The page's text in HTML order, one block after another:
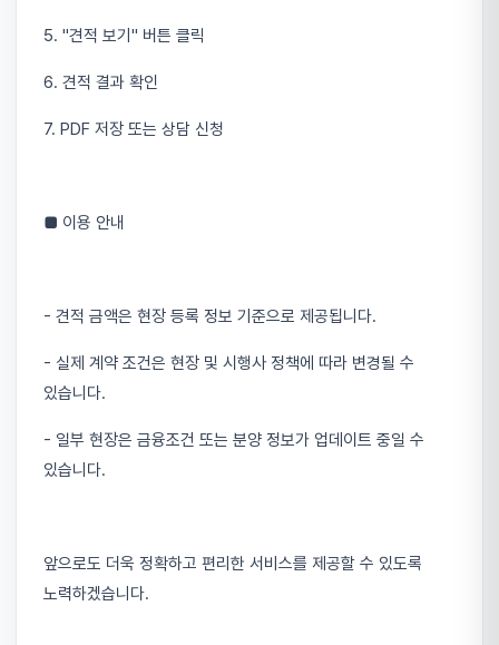
5. "견적 보기" 버튼 클릭
6. 견적 결과 확인
7. PDF 저장 또는 상담 신청
■ 이용 안내
- 견적 금액은 현장 등록 정보 기준으로 제공됩니다.
- 실제 계약 조건은 현장 및 시행사 정책에 따라 변경될 수
있습니다.
- 일부 현장은 금융조건 또는 분양 정보가 업데이트 중일 수
있습니다.
앞으로도 더욱 정확하고 편리한 서비스를 제공할 수 있도록
노력하겠습니다.